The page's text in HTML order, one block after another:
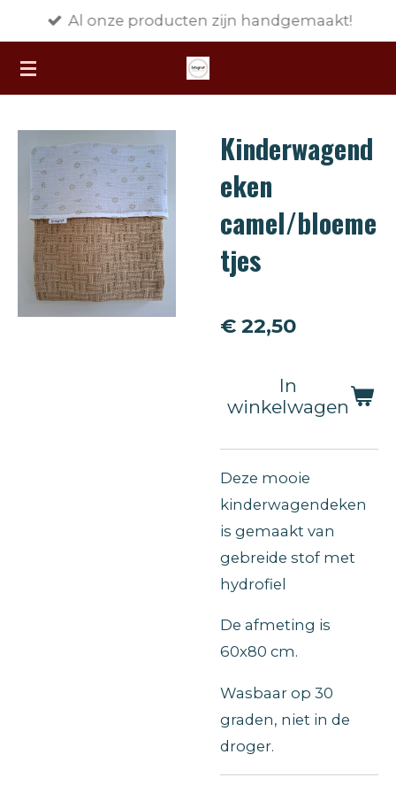
direct
naar
de
hoofdinhoud
Al onze producten zijn handgemaakt!
Kinderwagend
eken
camel/bloeme
tjes
€ 22,50
In
winkelwagen
Deze mooie
kinderwagendeken
is gemaakt van
gebreide stof met
hydrofiel
De afmeting is
60x80 cm.
Wasbaar op 30
graden, niet in de
droger.